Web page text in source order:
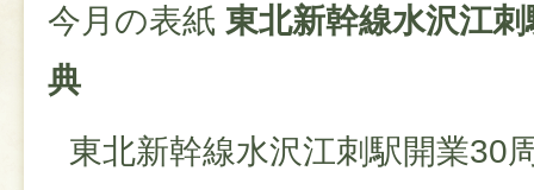
今月の表紙 東北新幹線水沢江
典
東北新幹線水沢江刺駅開業30